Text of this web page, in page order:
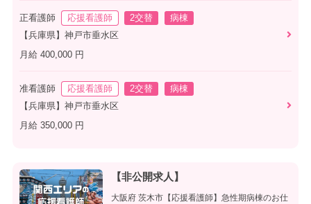
正看護師 応援看護師 2交替
病棟
【兵庫県】神戸市垂水区
月給 400,000 円
准看護師 応援看護師 2交替
病棟
【兵庫県】神戸市垂水区
月給 350,000 円
【非公開求人】
大阪府 茨木市【応援看護師】急性期病棟のお仕